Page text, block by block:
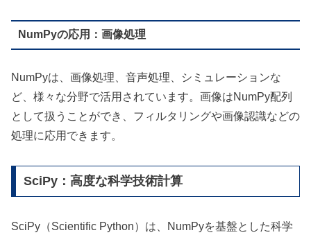
NumPyの応用：画像処理
NumPyは、画像処理、音声処理、シミュレーションな
ど、様々な分野で活用されています。画像はNumPy配列
として扱うことができ、フィルタリングや画像認識などの
処理に応用できます。
SciPy：高度な科学技術計算
SciPy（Scientific Python）は、NumPyを基盤とした科学